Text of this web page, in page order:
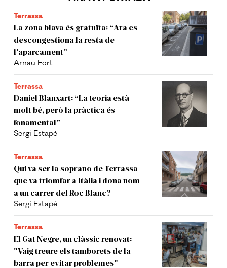
Terrassa
La zona blava és gratuïta: “Ara es
descongestiona la resta de
l'aparcament”
Arnau Fort
Terrassa
Daniel Blanxart: “La teoria està
molt bé, però la pràctica és
fonamental”
Sergi Estapé
Terrassa
Qui va ser la soprano de Terrassa
que va triomfar a Itàlia i dona nom
a un carrer del Roc Blanc?
Sergi Estapé
Terrassa
El Gat Negre, un clàssic renovat:
"Vaig treure els tamborets de la
barra per evitar problemes"